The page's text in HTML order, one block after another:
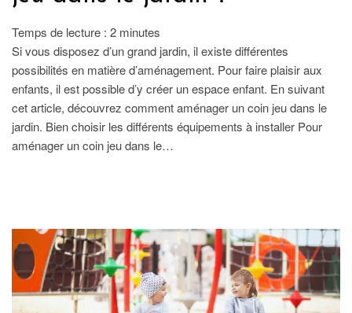
Temps de lecture : 2 minutes
Si vous disposez d’un grand jardin, il existe différentes
possibilités en matière d’aménagement. Pour faire plaisir aux
enfants, il est possible d’y créer un espace enfant. En suivant
cet article, découvrez comment aménager un coin jeu dans le
jardin. Bien choisir les différents équipements à installer Pour
aménager un coin jeu dans le…